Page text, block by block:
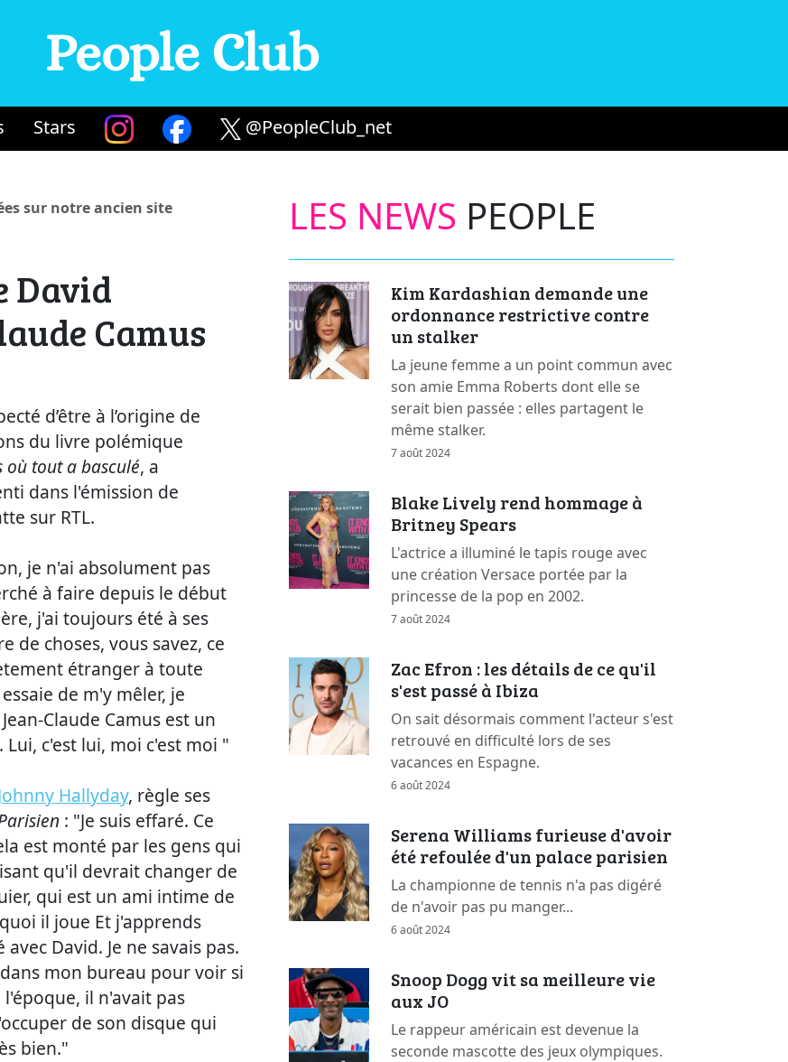
People Club
Stars @PeopleClub_net
sur notre ancien site
David
Camus
d’être à l’origine de
du livre polémique
où tout a basculé, a
dans l'émission de
sur RTL.
je n'ai absolument pas
à faire depuis le début
j'ai toujours été à ses
de choses, vous savez, ce
étranger à toute
de m'y mêler, je
Claude Camus est un
c'est lui, moi c'est moi "
Hallyday, règle ses
: "Je suis effaré. Ce
est monté par les gens qui
qu'il devrait changer de
qui est un ami intime de
il joue Et j'apprends
David. Je ne savais pas.
mon bureau pour voir si
il n'avait pas
de son disque qui
bien."
LES NEWS PEOPLE
Kim Kardashian demande une
ordonnance restrictive contre
un stalker
La jeune femme a un point commun avec
son amie Emma Roberts dont elle se
serait bien passée : elles partagent le
même stalker.
7 août 2024
Blake Lively rend hommage à
Britney Spears
L'actrice a illuminé le tapis rouge avec
une création Versace portée par la
princesse de la pop en 2002.
7 août 2024
Zac Efron : les détails de ce qu'il
s'est passé à Ibiza
On sait désormais comment l'acteur s'est
retrouvé en difficulté lors de ses
vacances en Espagne.
6 août 2024
Serena Williams furieuse d'avoir
été refoulée d'un palace parisien
La championne de tennis n'a pas digéré
de n'avoir pas pu manger...
6 août 2024
Snoop Dogg vit sa meilleure vie
aux JO
Le rappeur américain est devenue la
seconde mascotte des jeux olympiques.